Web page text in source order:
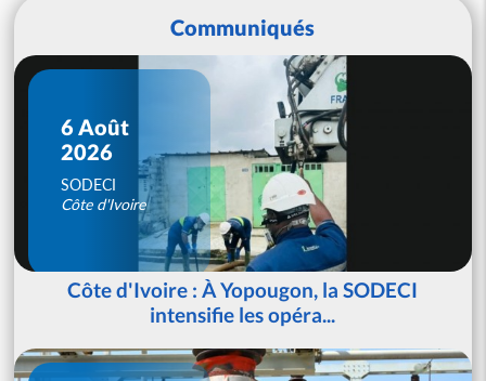
Communiqués
6 Août
2026
SODECI
Côte d'Ivoire
Côte d'Ivoire : À Yopougon, la SODECI
intensifie les opéra...